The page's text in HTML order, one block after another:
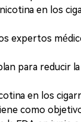
en los
expertos
para reducir
en los
como